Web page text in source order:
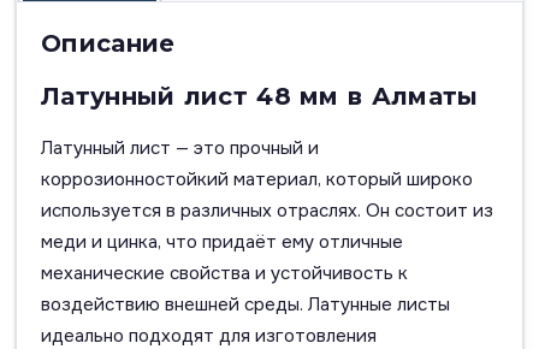
Описание
Латунный лист 48 мм в Алматы
Латунный лист — это прочный и
коррозионностойкий материал, который широко
используется в различных отраслях. Он состоит из
меди и цинка, что придаёт ему отличные
механические свойства и устойчивость к
воздействию внешней среды. Латунные листы
идеально подходят для изготовления